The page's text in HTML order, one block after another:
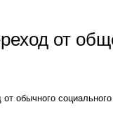
от
обычного